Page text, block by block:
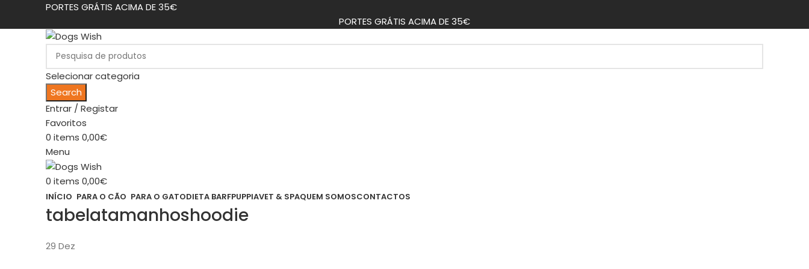
PORTES GRÁTIS ACIMA DE 35€
PORTES GRÁTIS ACIMA DE 35€
Selecionar categoria
Search
Entrar / Registar
Favoritos
0 items 0,00€
Menu
0 items 0,00€
INÍCIO PARA O CÃO PARA O GATODIETA BARFPUPPIAVET & SPAQUEM SOMOSCONTACTOS
tabelatamanhoshoodie
29 Dez